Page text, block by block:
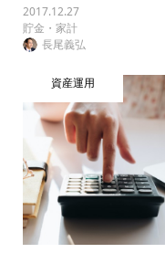
2017.12.27
貯金・家計
長尾義弘
資産運用